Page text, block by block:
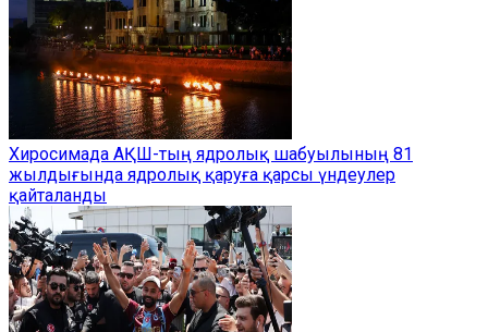
Хиросимада АҚШ-тың ядролық шабуылының 81
жылдығында ядролық қаруға қарсы үндеулер
қайталанды